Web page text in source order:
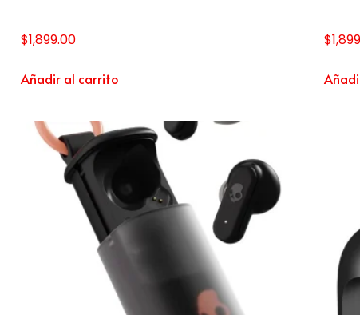
$1,899.00
Añadir al carrito
$